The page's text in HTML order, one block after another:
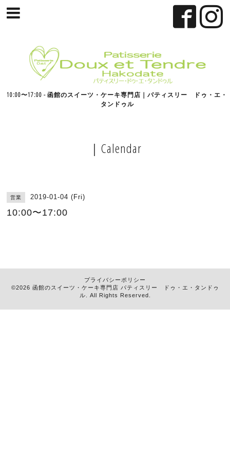
10:00〜17:00 - 函館のスイーツ・ケーキ専門店｜パティスリー ドゥ・エ・
タンドゥル
｜Calendar
営業 2019-01-04 (Fri)
10:00〜17:00
プライバシーポリシー
©2026 函館のスイーツ・ケーキ専門店 パティスリー ドゥ・エ・タンドゥ
ル . All Rights Reserved.